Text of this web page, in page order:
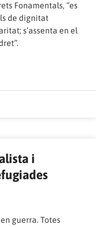
Fonamentals, “es
de dignitat
s’assenta en el
i
guerra. Totes